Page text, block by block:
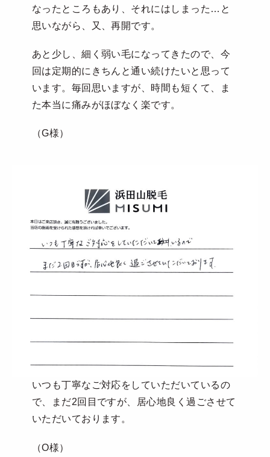
なったところもあり、それにはしまった…と
思いながら、又、再開です。
あと少し、細く弱い毛になってきたので、今
回は定期的にきちんと通い続けたいと思って
います。毎回思いますが、時間も短くて、ま
た本当に痛みがほぼなく楽です。
（G様）
いつも丁寧なご対応をしていただいているの
で、まだ2回目ですが、居心地良く過ごさせて
いただいております。
（O様）